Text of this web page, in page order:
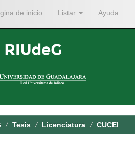
de inicio Listar Ayuda
Tesis Licenciatura CUCEI